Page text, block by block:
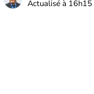
Actualisé à 16h15